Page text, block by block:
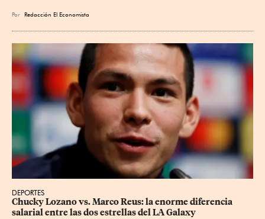
Por Redacción El Economista
DEPORTES
Chucky Lozano vs. Marco Reus: la enorme diferencia
salarial entre las dos estrellas del LA Galaxy